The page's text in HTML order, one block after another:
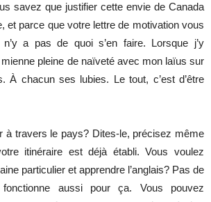
savez que justifier cette envie de Canada
et parce que votre lettre de motivation vous
a pas de quoi s’en faire. Lorsque j’y
pleine de naïveté avec mon laïus sur
À chacun ses lubies. Le tout, c’est d’être
à travers le pays? Dites-le, précisez même
itinéraire est déjà établi. Vous voulez
particulier et apprendre l’anglais? Pas de
aussi pour ça. Vous pouvez